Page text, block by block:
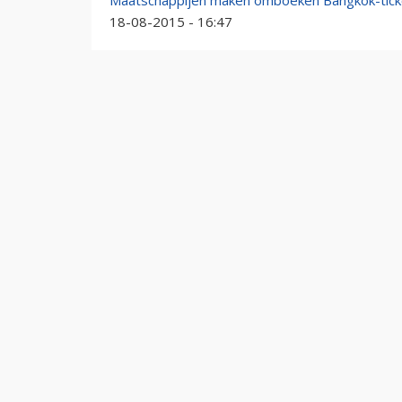
18-08-2015 - 16:47